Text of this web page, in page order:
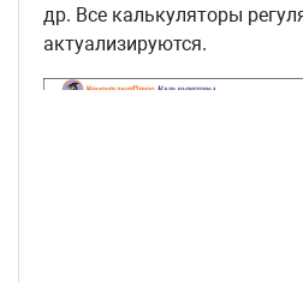
др. Все калькуляторы
актуализируются.